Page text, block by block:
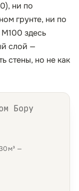
ни по
грунте, ни по
здесь
слой —
стены, но не как
Бору
м³ —